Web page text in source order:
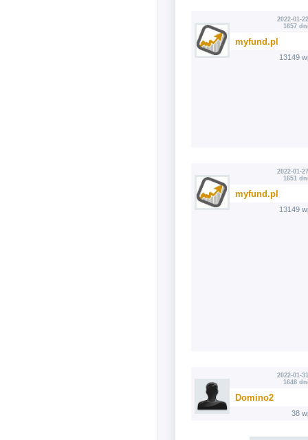
2022-01-
1657
myfund.pl
13149
2022-01-
1651
myfund.pl
13149
2022-01-
1648
Domino2
38